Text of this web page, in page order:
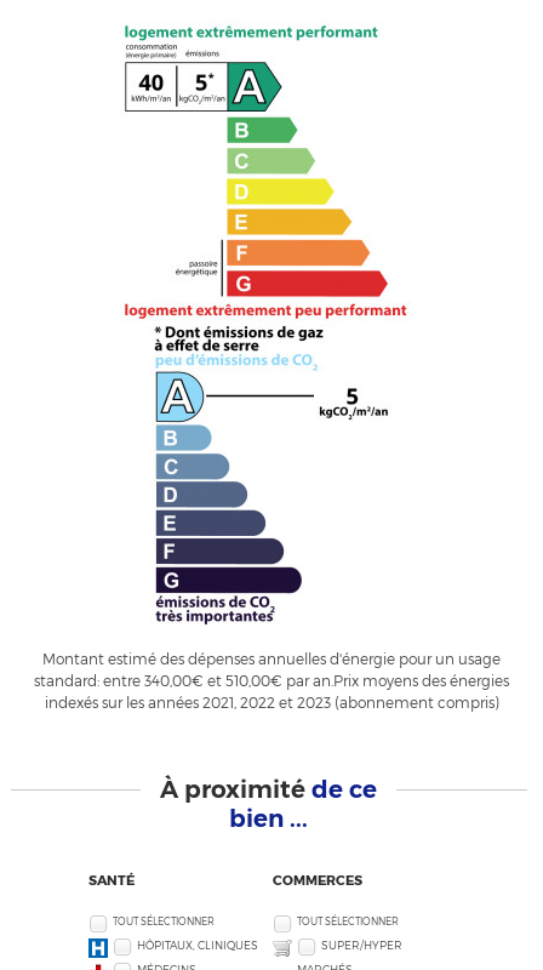
Montant estimé des dépenses annuelles d'énergie pour un usage
standard: entre 340,00€ et 510,00€ par an.Prix moyens des énergies
indexés sur les années 2021, 2022 et 2023 (abonnement compris)
À proximitéde ce
bien ...
SANTÉ
TOUT SÉLECTIONNER
HÔPITAUX, CLINIQUES
COMMERCES
TOUT SÉLECTIONNER
SUPER/HYPER